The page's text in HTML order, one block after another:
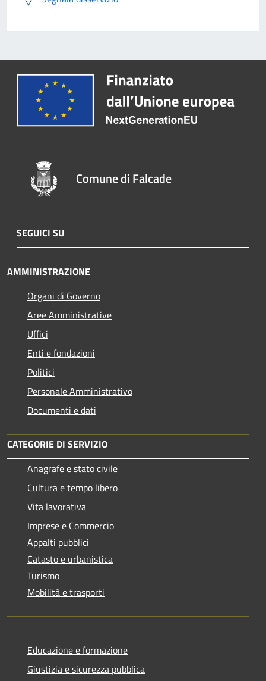
Comune di Falcade
SEGUICI SU
AMMINISTRAZIONE
Organi di Governo
Aree Amministrative
Uffici
Enti e fondazioni
Politici
Personale Amministrativo
Documenti e dati
CATEGORIE DI SERVIZIO
Anagrafe e stato civile
Cultura e tempo libero
Vita lavorativa
Imprese e Commercio
Appalti pubblici
Catasto e urbanistica
Turismo
Mobilità e trasporti
Educazione e formazione
Giustizia e sicurezza pubblica